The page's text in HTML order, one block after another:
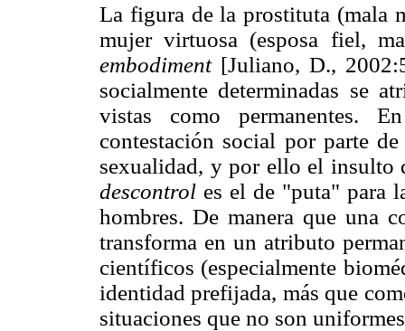
La figura de la prostituta (mala
mujer virtuosa (esposa fiel,
embodiment [Juliano, D.,
socialmente determinadas se
vistas como permanentes.
contestación social por parte
sexualidad, y por ello el insulto
descontrol es el de "puta" para
hombres. De manera que una
transforma en un atributo
científicos (especialmente
identidad prefijada, más que
situaciones que no son